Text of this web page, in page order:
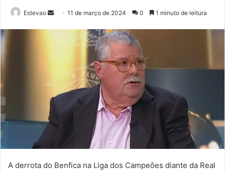
Estevao
Mande11 de março de 2024 0 1 minuto de leitura
A derrota do Benfica na Liga dos Campeões diante da Real